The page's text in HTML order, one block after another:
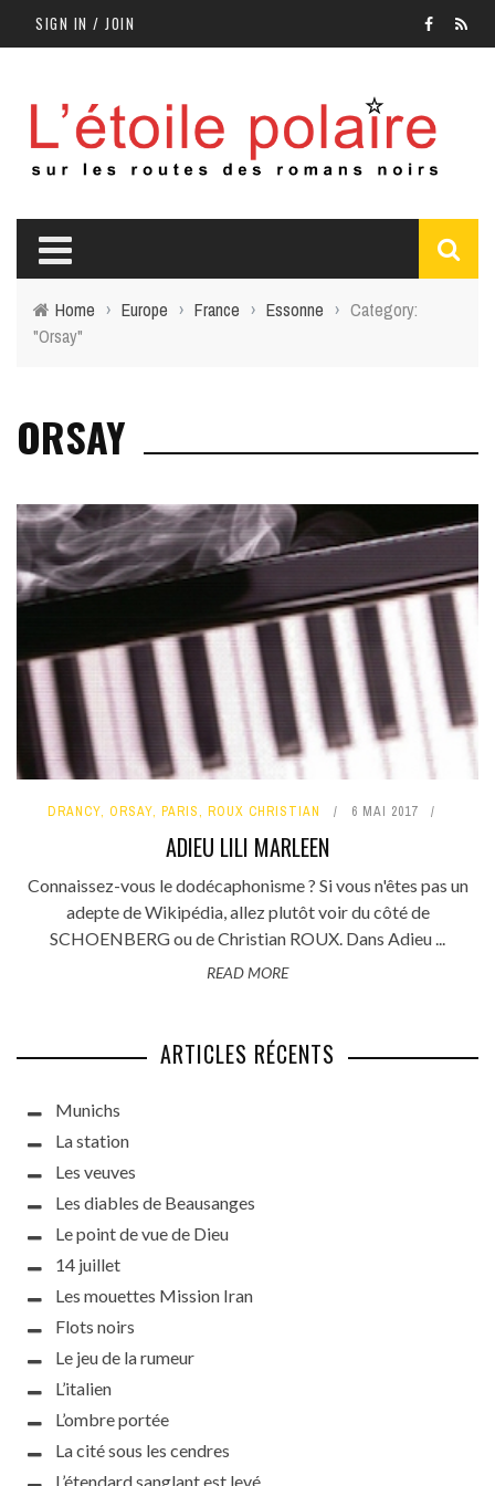
SIGN IN / JOIN
Home › Europe › France › Essonne › Category:
"Orsay"
ORSAY
DRANCY, ORSAY, PARIS, ROUX CHRISTIAN 6 MAI 2017
ADIEU LILI MARLEEN
Connaissez-vous le dodécaphonisme ? Si vous n'êtes pas un
adepte de Wikipédia, allez plutôt voir du côté de
SCHOENBERG ou de Christian ROUX. Dans Adieu ...
READ MORE
ARTICLES RÉCENTS
Munichs
La station
Les veuves
Les diables de Beausanges
Le point de vue de Dieu
14 juillet
Les mouettes Mission Iran
Flots noirs
Le jeu de la rumeur
L’italien
L’ombre portée
La cité sous les cendres
L’étendard sanglant est levé